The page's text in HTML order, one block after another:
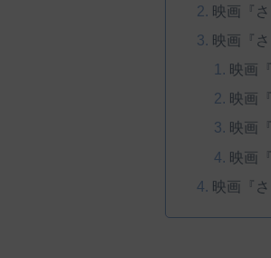
映画『
映画『
映画
映画
映画
映画
映画『